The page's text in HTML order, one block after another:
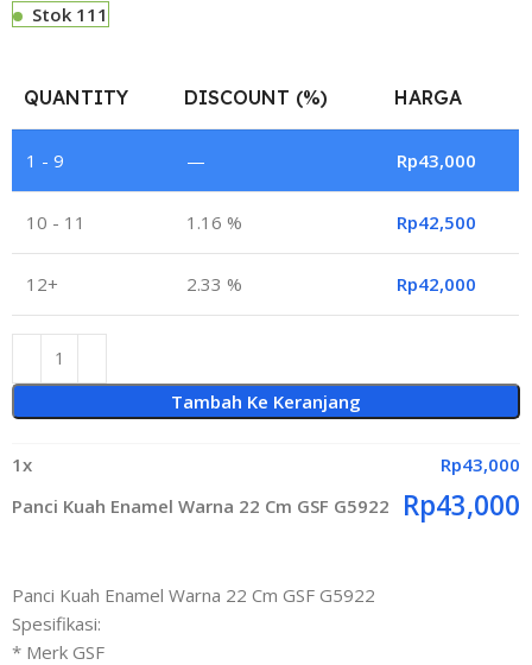
Stok 111
QUANTITY DISCOUNT (%) HARGA
1 - 9 — Rp43,000
10 - 11 1.16 % Rp42,500
12+ 2.33 % Rp42,000
Tambah Ke Keranjang
1x Rp43,000
Panci Kuah Enamel Warna 22 Cm GSF G5922
Rp43,000
Panci Kuah Enamel Warna 22 Cm GSF G5922
Spesifikasi:
* Merk GSF